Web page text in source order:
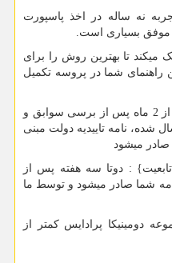
نه ساله در اخذ پاسپورت
موفق بسیاری است.
تا بهترین روش را برای
راهنمای شما در پروسه تکمیل
مرحله سوم {برسی سوابق} : بعد از 2 ماه پس از برسی سوابق و
شده، نامه تاییدیه دولت مبنی
صادر میشود
: دوتا سه هفته پس از
شما صادر میشود و توسط ما
دومینیکا پرادایس کمتر از